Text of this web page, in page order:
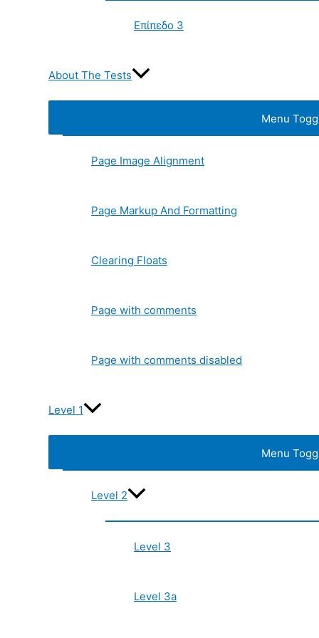
Επίπεδο 3
About The Tests
Menu
Page Image Alignment
Page Markup And Formatting
Clearing Floats
Page with comments
Page with comments disabled
Level 1
Menu
Level 2
Level 3
Level 3a